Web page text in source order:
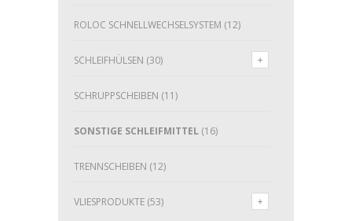
ROLOC SCHNELLWECHSELSYSTEM (12)
SCHLEIFHÜLSEN (30)
SCHRUPPSCHEIBEN (11)
SONSTIGE SCHLEIFMITTEL (16)
TRENNSCHEIBEN (12)
VLIESPRODUKTE (53)